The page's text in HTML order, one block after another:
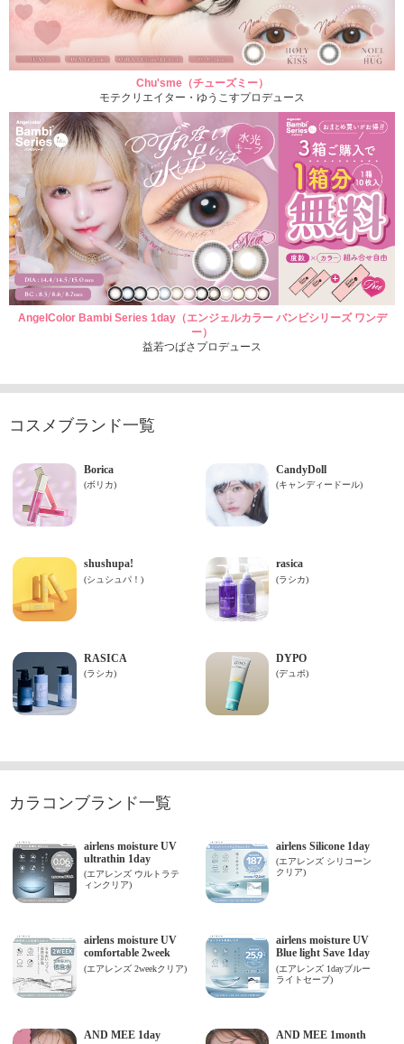
Chu'sme（チューズミー）
モテクリエイター・ゆうこすプロデュース
AngelColor Bambi Series 1day（エンジェルカラー バンビシリーズ ワンデ
ー）
益若つばさプロデュース
コスメブランド一覧
カラコンブランド一覧